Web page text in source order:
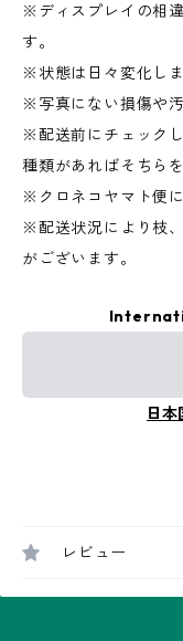
※ディスプレイの相
す。
※状態は日々変化し
※写真にない損傷や
※配送前にチェック
種類があればそちら
※クロネコヤマト便
※配送状況により枝
がございます。
日本
レビュー